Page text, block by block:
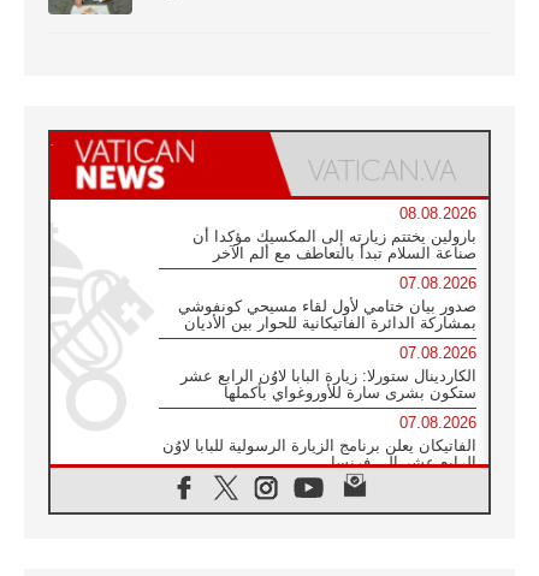
08.08.2026
بارولين يختتم زيارته إلى المكسيك مؤكدا أن
صناعة السلام تبدأ بالتعاطف مع ألم الآخر
07.08.2026
صدور بيان ختامي لأول لقاء مسيحي كونفوشي
بمشاركة الدائرة الفاتيكانية للحوار بين الأديان
07.08.2026
الكاردينال ستورلا: زيارة البابا لاوُن الرابع عشر
ستكون بشرى سارة للأوروغواي بأكملها
07.08.2026
الفاتيكان يعلن برنامج الزيارة الرسولية للبابا لاوُن
الرابع عشر إلى فرنسا
في الذكرى الـ ٨١ لحادثة هيروشيما الكنيسة في